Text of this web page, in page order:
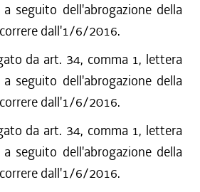
seguito dell'abrogazione della
dall'1/6/2016.
da art. 34, comma 1, lettera
seguito dell'abrogazione della
dall'1/6/2016.
da art. 34, comma 1, lettera
seguito dell'abrogazione della
dall'1/6/2016.